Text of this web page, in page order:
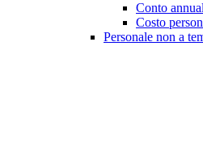
Conto
Costo
Personale non a